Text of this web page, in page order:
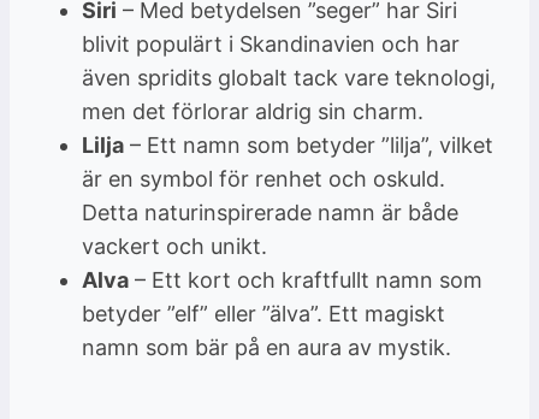
Siri – Med betydelsen ”seger” har Siri
blivit populärt i Skandinavien och har
även spridits globalt tack vare teknologi,
men det förlorar aldrig sin charm.
Lilja – Ett namn som betyder ”lilja”, vilket
är en symbol för renhet och oskuld.
Detta naturinspirerade namn är både
vackert och unikt.
Alva – Ett kort och kraftfullt namn som
betyder ”elf” eller ”älva”. Ett magiskt
namn som bär på en aura av mystik.